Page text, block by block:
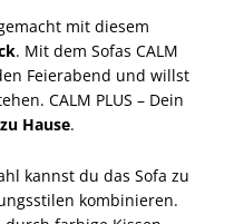
mit diesem
. Mit dem Sofas CALM
Feierabend und willst
CALM PLUS – Dein
zu Hause.
kannst du das Sofa zu
kombinieren.